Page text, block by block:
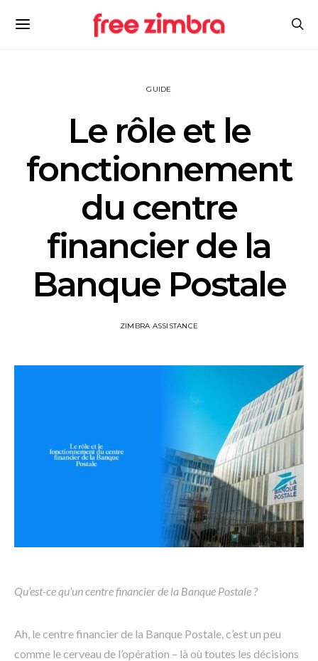
GUIDE
Le rôle et le
fonctionnement
du centre
financier de la
Banque Postale
ZIMBRA ASSISTANCE
Qu’est-ce qu’un centre financier de la Banque Postale ?
Ah, le centre financier de la Banque Postale, c’est un peu
comme le cerveau de l’opération – là où toutes les décisions